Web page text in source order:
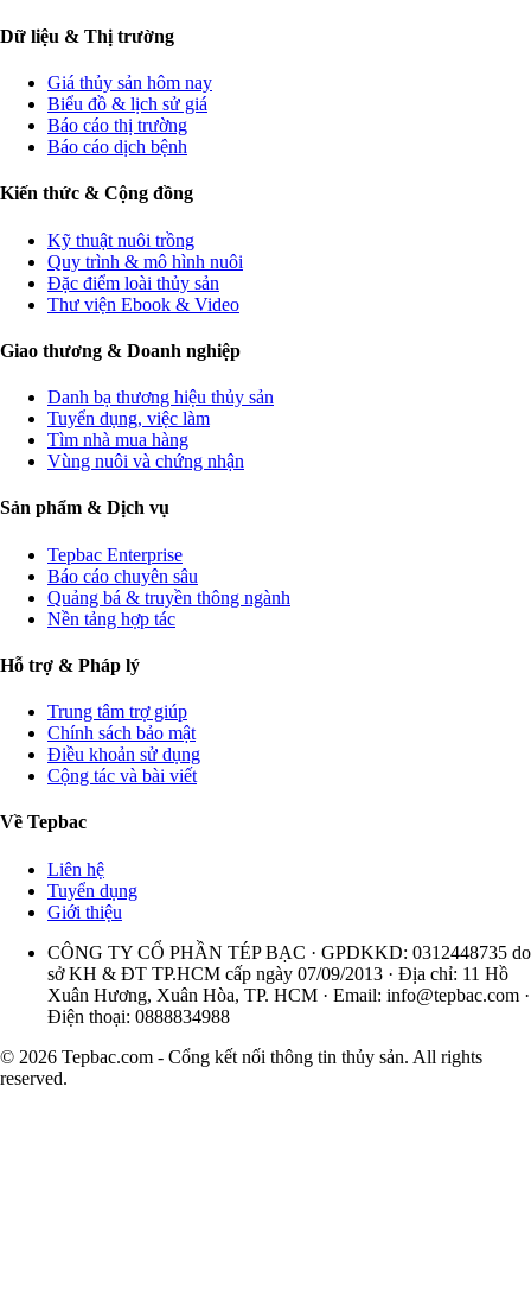
Dữ liệu & Thị trường
Giá thủy sản hôm nay
Biểu đồ & lịch sử giá
Báo cáo thị trường
Báo cáo dịch bệnh
Kiến thức & Cộng đồng
Kỹ thuật nuôi trồng
Quy trình & mô hình nuôi
Đặc điểm loài thủy sản
Thư viện Ebook & Video
Giao thương & Doanh nghiệp
Danh bạ thương hiệu thủy sản
Tuyển dụng, việc làm
Tìm nhà mua hàng
Vùng nuôi và chứng nhận
Sản phẩm & Dịch vụ
Tepbac Enterprise
Báo cáo chuyên sâu
Quảng bá & truyền thông ngành
Nền tảng hợp tác
Hỗ trợ & Pháp lý
Trung tâm trợ giúp
Chính sách bảo mật
Điều khoản sử dụng
Cộng tác và bài viết
Về Tepbac
Liên hệ
Tuyển dụng
Giới thiệu
CÔNG TY CỔ PHẦN TÉP BẠC · GPDKKD: 0312448735 do
sở KH & ĐT TP.HCM cấp ngày 07/09/2013 · Địa chỉ: 11 Hồ
Xuân Hương, Xuân Hòa, TP. HCM · Email: info@tepbac.com ·
Điện thoại: 0888834988
© 2026 Tepbac.com - Cổng kết nối thông tin thủy sản. All rights
reserved.